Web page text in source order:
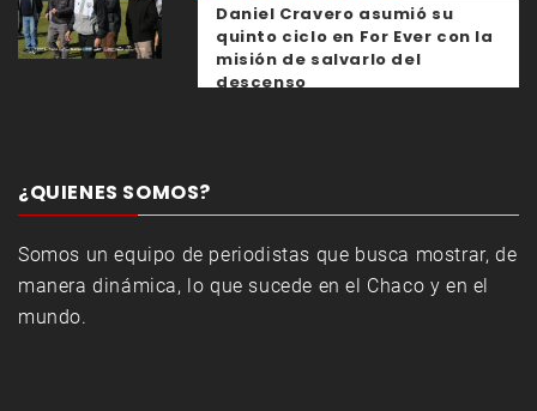
Daniel Cravero asumió su
quinto ciclo en For Ever con la
misión de salvarlo del
descenso
¿QUIENES SOMOS?
Somos un equipo de periodistas que busca mostrar, de
manera dinámica, lo que sucede en el Chaco y en el
mundo.